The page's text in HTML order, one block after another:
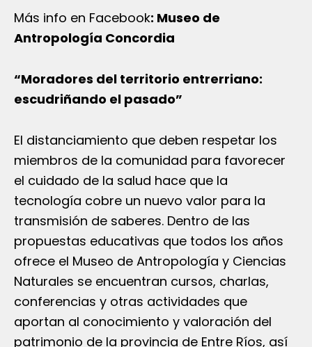
Más info en Facebook: Museo de
Antropología Concordia
“Moradores del territorio entrerriano:
escudriñando el pasado”
El distanciamiento que deben respetar los
miembros de la comunidad para favorecer
el cuidado de la salud hace que la
tecnología cobre un nuevo valor para la
transmisión de saberes. Dentro de las
propuestas educativas que todos los años
ofrece el Museo de Antropología y Ciencias
Naturales se encuentran cursos, charlas,
conferencias y otras actividades que
aportan al conocimiento y valoración del
patrimonio de la provincia de Entre Ríos, así